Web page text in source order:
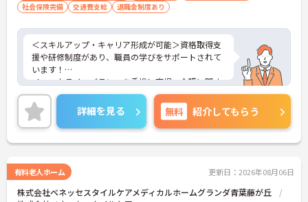
社会保険完備
交通費支給 退職金制度あり
＜スキルアップ・キャリア形成が可能＞資格取得支
援や研修制度があり、職員の学びをサポートされて
います！
＜ワークライフバランスを重視＞育児・介護に関す
る制度や社宅制度、各種手当など、長く安心して働
きやすい環境が整っています。
＜寄り添ったケアの実施＞利用者さまに深く寄り添
ったサービスの提供を目指し、職員の専門性を高め
るような人材育成にも注力されています。
詳細をお話ししますのでお気軽にご相談ください！
詳細を見る 無料 紹介してもらう
有料老人ホーム 更新日：2026年08月06日
株式会社ベネッセスタイルケアメディカルホームグランダ青葉藤が丘